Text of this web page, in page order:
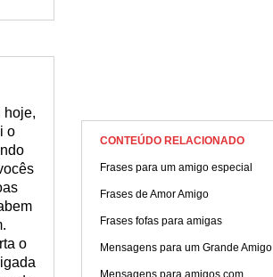
hoje,
o
o
CONTEÚDO RELACIONADO
Frases para um amigo especial
Frases de Amor Amigo
Frases fofas para amigas
Mensagens para um Grande Amigo
Mensagens para amigos com